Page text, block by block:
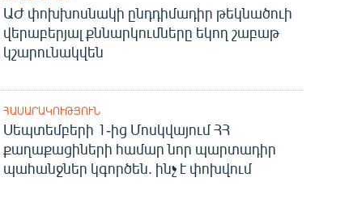
ԱԺ փոխխոսնակի ընդդիմադիր թեկնածուի
վերաբերյալ քննարկումները եկող շաբաթ
կշարունակվեն
ՀԱՍԱՐԱԿՈՒԹՅՈՒՆ
Սեպտեմբերի 1-ից Մոսկվայում ՀՀ
քաղաքացիների համար նոր պարտադիր
պահանջներ կգործեն. ինչ է փոխվում